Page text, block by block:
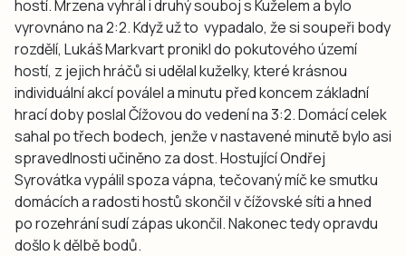
hostí. Mrzena vyhrál i druhý souboj s Kuželem a bylo
vyrovnáno na 2:2. Když už to vypadalo, že si soupeři body
rozdělí, Lukáš Markvart pronikl do pokutového území
hostí, z jejich hráčů si udělal kuželky, které krásnou
individuální akcí poválel a minutu před koncem základní
hrací doby poslal Čížovou do vedení na 3:2. Domácí celek
sahal po třech bodech, jenže v nastavené minutě bylo asi
spravedlnosti učiněno za dost. Hostující Ondřej
Syrovátka vypálil spoza vápna, tečovaný míč ke smutku
domácích a radosti hostů skončil v čížovské síti a hned
po rozehrání sudí zápas ukončil. Nakonec tedy opravdu
došlo k dělbě bodů.